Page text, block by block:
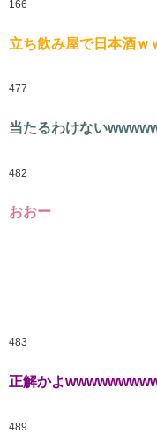
166
立ち飲み屋で日本酒ｗ
477
当たるわけない
482
おおー
483
正解かよ
489